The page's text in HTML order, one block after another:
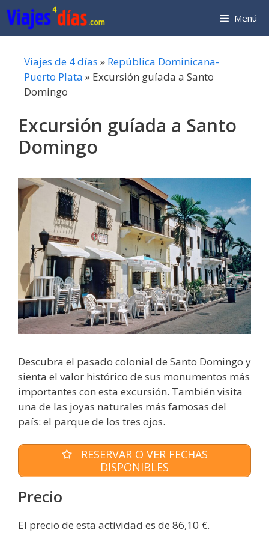
Saltar
al
contenido
Menú
Viajes de 4 días » República Dominicana-
Puerto Plata » Excursión guíada a Santo
Domingo
Excursión guíada a Santo
Domingo
Descubra el pasado colonial de Santo Domingo y
sienta el valor histórico de sus monumentos más
importantes con esta excursión. También visita
una de las joyas naturales más famosas del
país: el parque de los tres ojos.
RESERVAR O VER FECHAS
DISPONIBLES
Precio
El precio de esta actividad es de 86,10 €.